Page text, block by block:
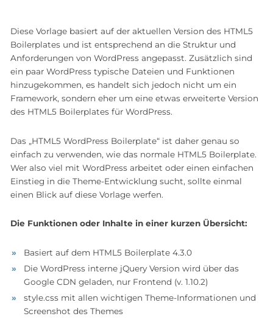
Diese Vorlage basiert auf der aktuellen Version des HTML5
Boilerplates und ist entsprechend an die Struktur und
Anforderungen von WordPress angepasst. Zusätzlich sind
ein paar WordPress typische Dateien und Funktionen
hinzugekommen, es handelt sich jedoch nicht um ein
Framework, sondern eher um eine etwas erweiterte Version
des HTML5 Boilerplates für WordPress.
Das „HTML5 WordPress Boilerplate“ ist daher genau so
einfach zu verwenden, wie das normale HTML5 Boilerplate.
Wer also viel mit WordPress arbeitet oder einen einfachen
Einstieg in die Theme-Entwicklung sucht, sollte einmal
einen Blick auf diese Vorlage werfen.
Die Funktionen oder Inhalte in einer kurzen Übersicht:
Basiert auf dem HTML5 Boilerplate 4.3.0
Die WordPress interne jQuery Version wird über das
Google CDN geladen, nur Frontend (v. 1.10.2)
style.css mit allen wichtigen Theme-Informationen und
Screenshot des Themes